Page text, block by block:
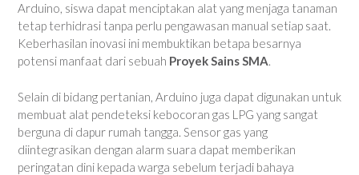
Arduino, siswa dapat menciptakan alat yang menjaga tanaman
tetap terhidrasi tanpa perlu pengawasan manual setiap saat.
Keberhasilan inovasi ini membuktikan betapa besarnya
potensi manfaat dari sebuah Proyek Sains SMA.
Selain di bidang pertanian, Arduino juga dapat digunakan untuk
membuat alat pendeteksi kebocoran gas LPG yang sangat
berguna di dapur rumah tangga. Sensor gas yang
diintegrasikan dengan alarm suara dapat memberikan
peringatan dini kepada warga sebelum terjadi bahaya